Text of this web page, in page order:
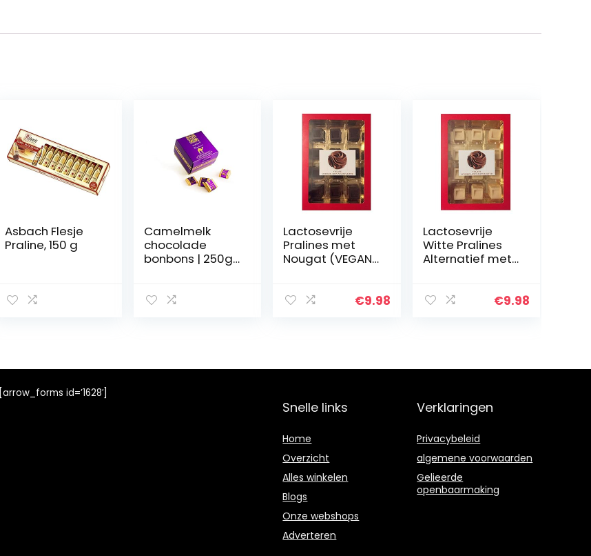
Asbach Flesje
Praline, 150 g
Camelmelk
chocolade
bonbons | 250g |
geproduceerd
richtlijn
Lactosevrije
Pralines met
Nougat (VEGANE
200g
€9.98
Lactosevrije
Witte Pralines
Alternatief met
SCHOKOLADEN-
€9.98
[arrow_forms id=’1628′]
Snelle links
Home
Overzicht
Alles winkelen
Blogs
Onze webshops
Adverteren
Verklaringen
Privacybeleid
algemene voorwaarden
Gelieerde
openbaarmaking